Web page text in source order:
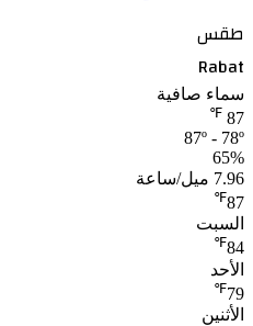
طقس
Rabat
سماء صافية
87
℉
87º - 78º
65%
7.96 ميل/ساعة
87
℉
السبت
84
℉
الأحد
79
℉
الأثنين